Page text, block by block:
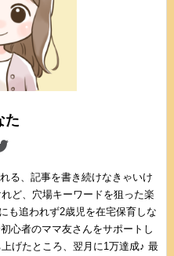
た
る、記事を書き続けなきゃいけ
ど、穴場キーワードを狙った楽
も追われず2歳児を在宅保育しな
心者のママ友さんをサポートし
げたところ、翌月に1万達成♪ 最